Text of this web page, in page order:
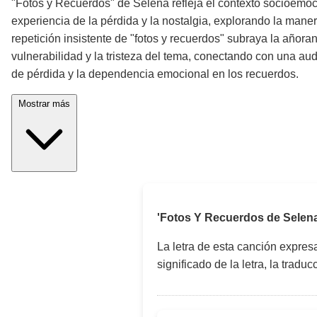
"Fotos y Recuerdos" de Selena refleja el contexto
experiencia de la pérdida y la nostalgia, explorando la
repetición insistente de "fotos y recuerdos" subraya la
vulnerabilidad y la tristeza del tema, conectando con una
de pérdida y la dependencia emocional en los recuerdos.
'Fotos Y Recuerdos de
La letra de esta canción
significado de la letra, la